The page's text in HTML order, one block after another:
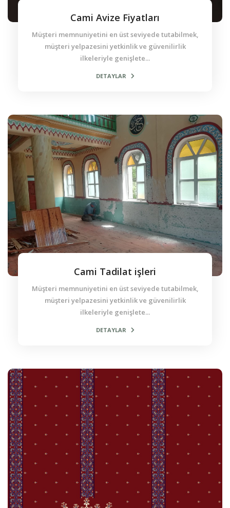
Cami Avize Fiyatları
Müşteri memnuniyetini en üst seviyede tutabilmek,
müşteri yelpazesini yetkinlik ve güvenilirlik
ilkeleriyle genişlete...
DETAYLAR
Cami Tadilat işleri
Müşteri memnuniyetini en üst seviyede tutabilmek,
müşteri yelpazesini yetkinlik ve güvenilirlik
ilkeleriyle genişlete...
DETAYLAR